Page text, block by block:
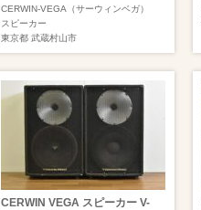
CERWIN-VEGA（サーウィンベガ）
スピーカー
東京都 武蔵村山市
CERWIN VEGA スピーカー V-